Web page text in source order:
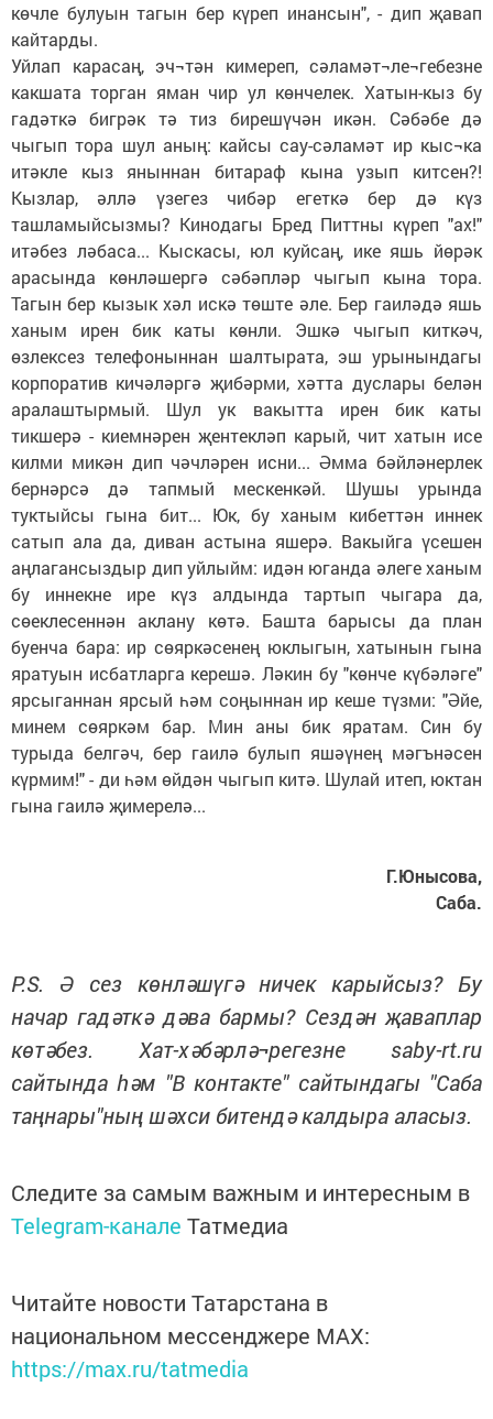
көчле булуын тагын бер күреп инансын", - дип җавап
кайтарды.
Уйлап карасаң, эч¬тән кимереп, сәламәт¬ле¬гебезне
какшата торган яман чир ул көнчелек. Хатын-кыз бу
гадәткә бигрәк тә тиз бирешүчән икән. Сәбәбе дә
чыгып тора шул аның: кайсы сау-сәламәт ир кыс¬ка
итәкле кыз яныннан битараф кына узып китсен?!
Кызлар, әллә үзегез чибәр егеткә бер дә күз
ташламыйсызмы? Кинодагы Бред Питтны күреп "ах!"
итәбез ләбаса... Кыскасы, юл куйсаң, ике яшь йөрәк
арасында көнләшергә сәбәпләр чыгып кына тора.
Тагын бер кызык хәл искә төште әле. Бер гаиләдә яшь
ханым ирен бик каты көнли. Эшкә чыгып киткәч,
өзлексез телефоныннан шалтырата, эш урынындагы
корпоратив кичәләргә җибәрми, хәтта дуслары белән
аралаштырмый. Шул ук вакытта ирен бик каты
тикшерә - киемнәрен җентекләп карый, чит хатын исе
килми микән дип чәчләрен исни... Әмма бәйләнерлек
бернәрсә дә тапмый мескенкәй. Шушы урында
туктыйсы гына бит... Юк, бу ханым кибеттән иннек
сатып ала да, диван астына яшерә. Вакыйга үсешен
аңлагансыздыр дип уйлыйм: идән юганда әлеге ханым
бу иннекне ире күз алдында тартып чыгара да,
сөеклесеннән аклану көтә. Башта барысы да план
буенча бара: ир сөяркәсенең юклыгын, хатынын гына
яратуын исбатларга керешә. Ләкин бу "көнче күбәләге"
ярсыганнан ярсый һәм соңыннан ир кеше түзми: "Әйе,
минем сөяркәм бар. Мин аны бик яратам. Син бу
турыда белгәч, бер гаилә булып яшәүнең мәгънәсен
күрмим!" - ди һәм өйдән чыгып китә. Шулай итеп, юктан
гына гаилә җимерелә...
Г.Юнысова,
Саба.
Р.S. Ә сез көнләшүгә ничек карыйсыз? Бу
начар гадәткә дәва бармы? Сездән җаваплар
көтәбез. Хат-хәбәрлә¬регезне saby-rt.ru
сайтында һәм "В контакте" сайтындагы "Саба
таңнары"ның шәхси битендә калдыра аласыз.
Следите за самым важным и интересным в
Telegram-канале Татмедиа
Читайте новости Татарстана в
национальном мессенджере MАХ:
https://max.ru/tatmedia